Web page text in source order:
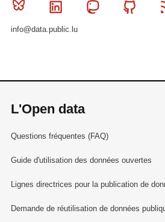
Bluesky Linkedin Mastodon
info@data.public.lu
L'Open data
Questions fréquentes (FAQ)
Guide d'utilisation des données ouvertes
Lignes directrices pour la publication de
Demande de réutilisation de données